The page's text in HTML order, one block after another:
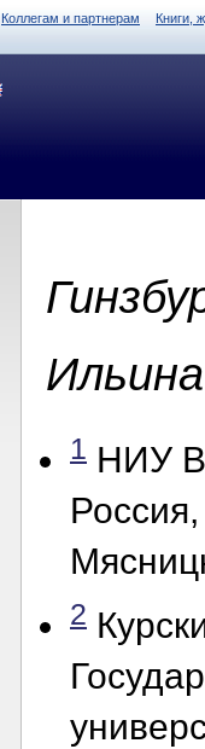
Коллегам и партнерам Книги,
1 НИУ
2